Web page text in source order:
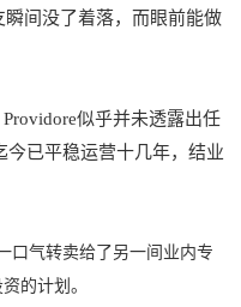
间没了着落，而眼前能做
Providore似乎并未透露出任
今已平稳运营十几年，结业
口气转卖给了另一间业内专
的计划。